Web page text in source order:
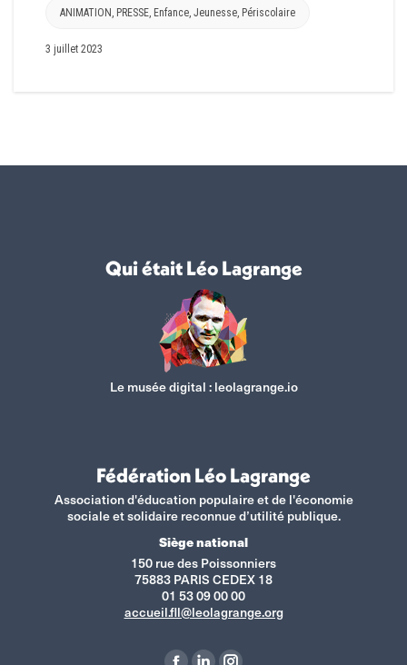
ANIMATION, PRESSE, Enfance, Jeunesse, Périscolaire
3 juillet 2023
Qui était Léo Lagrange
Le musée digital :leolagrange.io
Fédération Léo Lagrange
Association d'éducation populaire et de l'économie
sociale et solidaire reconnue d’utilité publique.
Siège national
150 rue des Poissonniers
75883 PARIS CEDEX 18
01 53 09 00 00
accueil.fll@leolagrange.org